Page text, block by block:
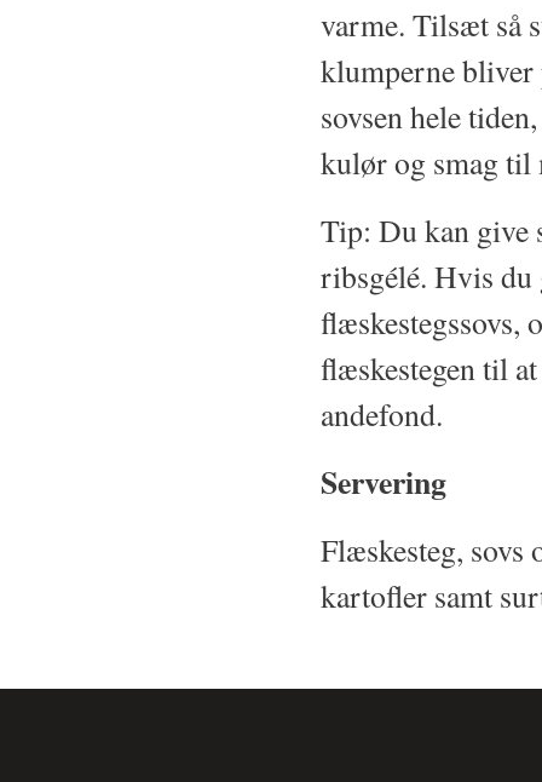
varme. Tilsæt så
klumperne bliver
sovsen hele
kulør og smag til
Tip: Du kan give
ribsgélé. Hvis du
flæskestegssovs,
flæskestegen til
andefond.
Servering
Flæskesteg, sovs
kartofler samt